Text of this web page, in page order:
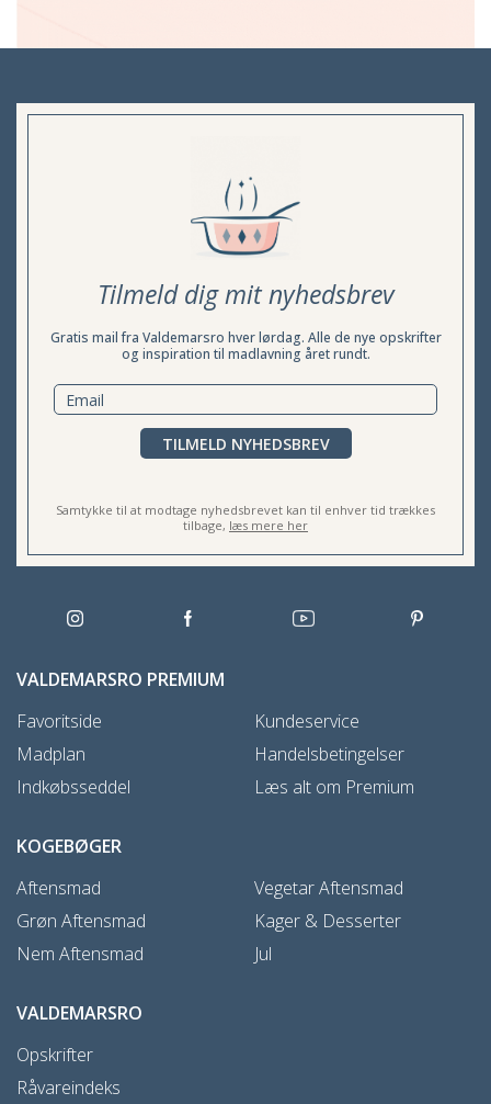
Tilmeld dig mit nyhedsbrev
Gratis mail fra Valdemarsro hver lørdag. Alle de nye opskrifter
og inspiration til madlavning året rundt.
TILMELD NYHEDSBREV
Samtykke til at modtage nyhedsbrevet kan til enhver tid trækkes
tilbage, læs mere her
VALDEMARSRO PREMIUM
Favoritside
Madplan
Indkøbsseddel
Kundeservice
Handelsbetingelser
Læs alt om Premium
KOGEBØGER
Aftensmad
Grøn Aftensmad
Nem Aftensmad
Vegetar Aftensmad
Kager & Desserter
Jul
VALDEMARSRO
Opskrifter
Råvareindeks